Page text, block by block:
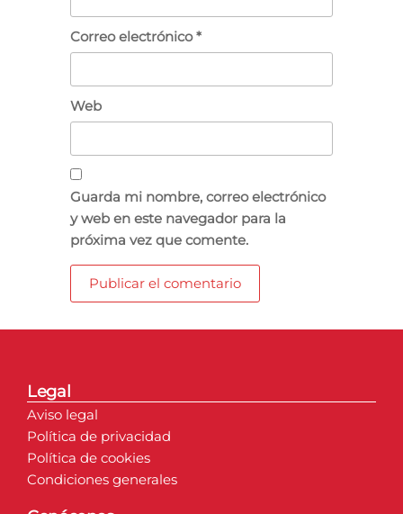
Correo electrónico*
Web
Guarda mi nombre, correo electrónico
y web en este navegador para la
próxima vez que comente.
Legal
Aviso legal
Política de privacidad
Política de cookies
Condiciones generales